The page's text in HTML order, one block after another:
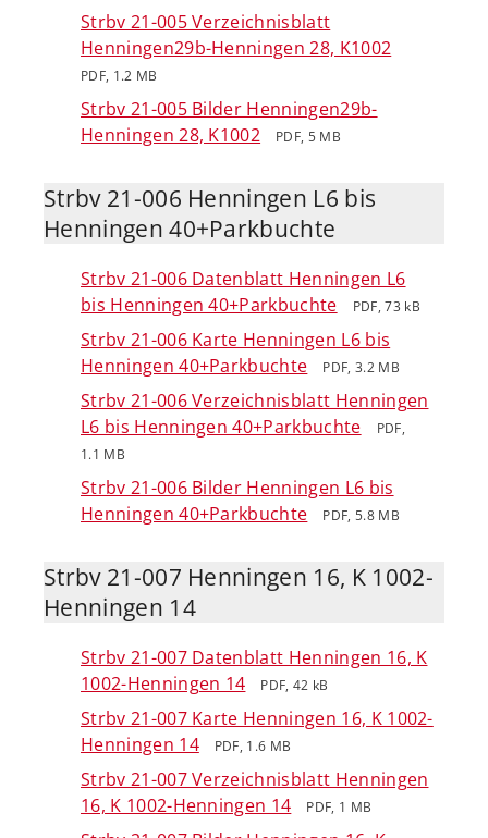
Strbv 21-005 Verzeichnisblatt
Henningen29b-Henningen 28, K1002
PDF, 1.2 MB
Strbv 21-005 Bilder Henningen29b-
Henningen 28, K1002
PDF, 5 MB
Strbv 21-006 Henningen L6 bis
Henningen 40+Parkbuchte
Strbv 21-006 Datenblatt Henningen L6
bis Henningen 40+Parkbuchte
PDF, 73 kB
Strbv 21-006 Karte Henningen L6 bis
Henningen 40+Parkbuchte
PDF, 3.2 MB
Strbv 21-006 Verzeichnisblatt Henningen
L6 bis Henningen 40+Parkbuchte
PDF,
1.1 MB
Strbv 21-006 Bilder Henningen L6 bis
Henningen 40+Parkbuchte
PDF, 5.8 MB
Strbv 21-007 Henningen 16, K 1002-
Henningen 14
Strbv 21-007 Datenblatt Henningen 16, K
1002-Henningen 14
PDF, 42 kB
Strbv 21-007 Karte Henningen 16, K 1002-
Henningen 14
PDF, 1.6 MB
Strbv 21-007 Verzeichnisblatt Henningen
16, K 1002-Henningen 14
PDF, 1 MB